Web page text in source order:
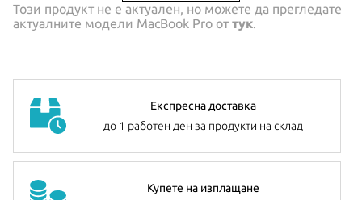
Този продукт не е актуален, но можете да прегледате
актуалните модели MacBook Pro от тук.
Експресна доставка
до 1 работен ден за продукти на склад
Купете на изплащане